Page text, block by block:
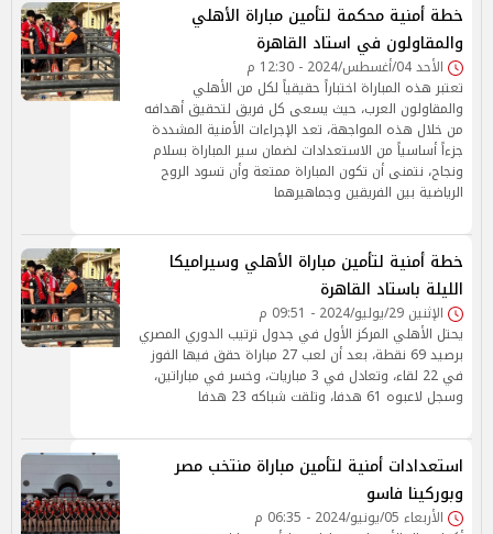
خطة أمنية محكمة لتأمين مباراة الأهلي
والمقاولون في استاد القاهرة
الأحد 04/أغسطس/2024 - 12:30 م
تعتبر هذه المباراة اختباراً حقيقياً لكل من الأهلي
والمقاولون العرب، حيث يسعى كل فريق لتحقيق أهدافه
من خلال هذه المواجهة، تعد الإجراءات الأمنية المشددة
جزءاً أساسياً من الاستعدادات لضمان سير المباراة بسلام
ونجاح، نتمنى أن تكون المباراة ممتعة وأن تسود الروح
الرياضية بين الفريقين وجماهيرهما
خطة أمنية لتأمين مباراة الأهلي وسيراميكا
الليلة باستاد القاهرة
الإثنين 29/يوليو/2024 - 09:51 م
يحتل الأهلي المركز الأول في جدول ترتيب الدوري المصري
برصيد 69 نقطة، بعد أن لعب 27 مباراة حقق فيها الفوز
في 22 لقاء، وتعادل في 3 مباريات، وخسر في مباراتين،
وسجل لاعبوه 61 هدفا، وتلقت شباكه 23 هدفا
استعدادات أمنية لتأمين مباراة منتخب مصر
وبوركينا فاسو
الأربعاء 05/يونيو/2024 - 06:35 م